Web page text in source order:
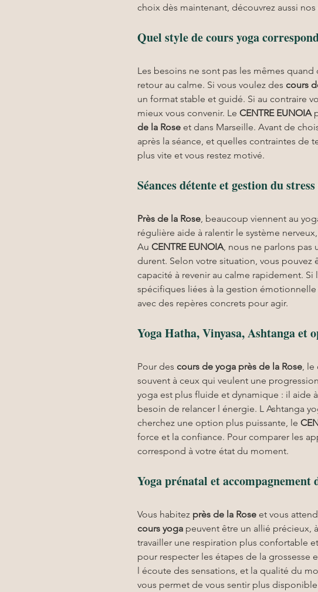
choix dès maintenant, découvrez aussi
Quel style de cours yoga
Les besoins ne sont pas les mêmes
retour au calme. Si vous voulez des cours
un format stable et guidé. Si au contraire
mieux vous convenir. Le CENTRE EUNOIA
de la Rose et dans Marseille. Avant de
après la séance, et quelles contraintes de
plus vite et vous restez motivé.
Séances détente et gestion du
Près de la Rose, beaucoup viennent au
régulière aide à ralentir le système
Au CENTRE EUNOIA, nous ne parlons pas
durent. Selon votre situation, vous
capacité à revenir au calme rapidement.
spécifiques liées à la gestion
avec des repères concrets pour agir.
Yoga Hatha, Vinyasa, Ashtanga et
Pour des cours de yoga près de la Rose, le
souvent à ceux qui veulent une
yoga est plus fluide et dynamique : il aide
besoin de relancer l énergie. L Ashtanga
cherchez une option plus puissante, le
force et la confiance. Pour comparer les
correspond à votre état du moment.
Yoga prénatal et accompagnement
Vous habitez près de la Rose et vous
cours yoga peuvent être un allié précieux,
travailler une respiration plus confortable
pour respecter les étapes de la grossesse
l écoute des sensations, et la qualité du
vous permet de vous sentir plus